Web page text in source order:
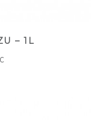
– 1L